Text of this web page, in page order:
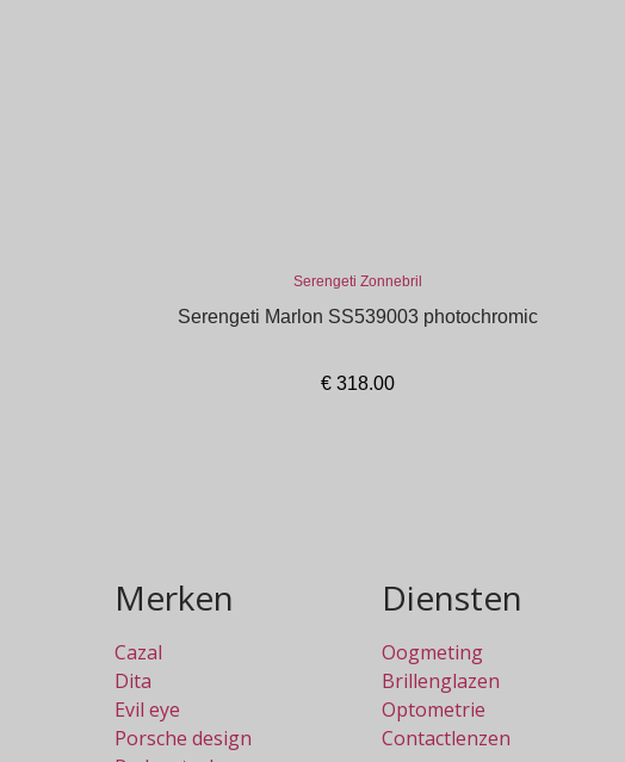
Serengeti Zonnebril
Serengeti Marlon SS539003 photochromic
€ 318.00
Merken
Cazal
Dita
Evil eye
Porsche design
Diensten
Oogmeting
Brillenglazen
Optometrie
Contactlenzen